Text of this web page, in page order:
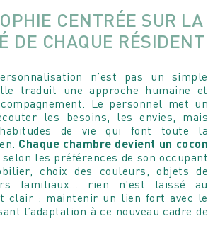
CENTRÉE SUR LA
DE CHAQUE RÉSIDENT
n’est pas un simple
traduit une approche humaine et
Le personnel met un
les besoins, les envies, mais
de vie qui font toute la
Chaque chambre devient un cocon
selon les préférences de son occupant
choix des couleurs, objets de
familiaux… rien n’est laissé au
clair : maintenir un lien fort avec le
l’adaptation à ce nouveau cadre de